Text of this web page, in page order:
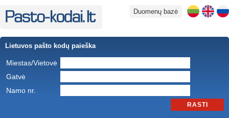
Duomenų bazė
Lietuvos pašto kodų paieška
Miestas/Vietovė
Gatvė
Namo nr.
RASTI